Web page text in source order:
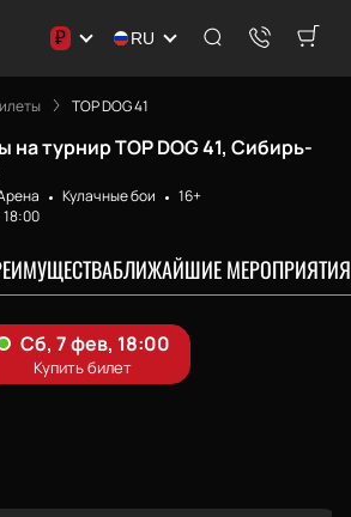
₽ RU
TOP DOG 41
на турнир TOP DOG 41, Сибирь-
Кулачные бои
16+
18:00
БЛИЖАЙШИЕ МЕРОПРИЯТИЯ